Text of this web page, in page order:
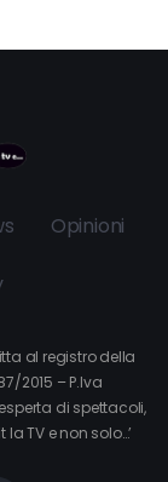
Opinioni
al registro della
2015 – P.Iva
di spettacoli,
TV e non solo…’